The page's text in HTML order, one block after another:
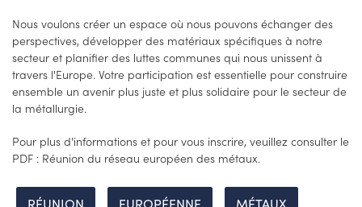
Nous voulons créer un espace où nous pouvons échanger des
perspectives, développer des matériaux spécifiques à notre
secteur et planifier des luttes communes qui nous unissent à
travers l'Europe. Votre participation est essentielle pour construire
ensemble un avenir plus juste et plus solidaire pour le secteur de
la métallurgie.
Pour plus d'informations et pour vous inscrire, veuillez consulter le
PDF : Réunion du réseau européen des métaux.
RÉUNION EUROPÉENNE MÉTAUX